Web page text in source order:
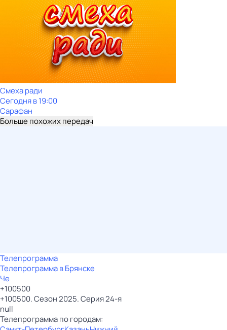
Смеха ради
Сегодня в 19:00
Сарафан
Больше похожих передач
Телепрограмма
Телепрограмма в Брянске
Че
+100500
+100500. Сезон 2025. Серия 24-я
null
Телепрограмма по городам: